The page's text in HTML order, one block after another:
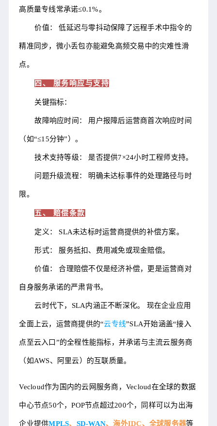
高质量专线常承诺≤0.1%。
价值： 低延迟与零抖动保障了远程手术中指令的
精准同步，微小丢包亦能避免高频交易中的灾难性滑
点。
四、 服务响应与支持
关键指标：
故障响应时间： 用户报障后运营商首次响应时间
（如“≤15分钟”）。
技术支持等级： 是否提供7×24小时工程师支持。
问题升级流程： 明确未达标事件的处理路径与时
限。
五、 赔偿条款
定义： SLA未达标时运营商提供的补偿方案。
形式： 服务抵扣、费用减免或现金赔偿。
价值： 合理赔偿不仅是经济补偿，更是运营商对
自身服务承诺的严肃背书。
云时代下，SLA内涵正不断深化。 现在企业应用
全面上云，运营商提供的“云专线”SLA开始涵盖“接入
点至云入口”的全程性能指标，并承诺与主流云服务商
（如AWS、阿里云）的互联质量。
Vecloud作为国内的云网服务商，Vecloud在全球的数据
中心节点50个，POP节点超过200个，同样可以为出海
企业提供MPLS、 SD-WAN、海外IDC、全球服务器等